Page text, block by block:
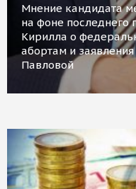
Мнение кандидата
на фоне
Кирилла о
абортам и
Павловой